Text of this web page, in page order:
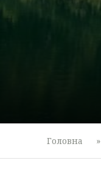
Головна »